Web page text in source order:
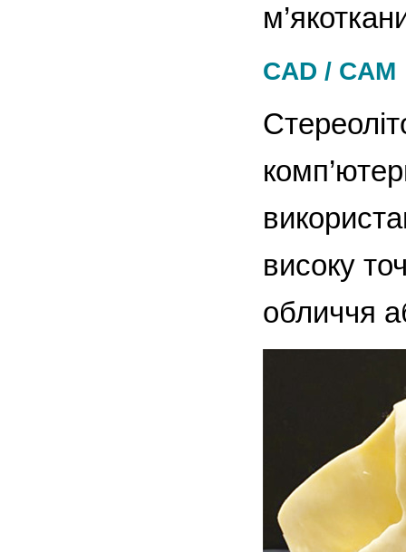
CAD / CAM
високу
обличчя